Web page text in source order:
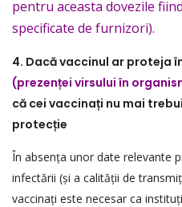
pentru aceasta dovezile
specificate de furnizori).
4. Dacă vaccinul ar proteja
(prezenței virsului în
că cei vaccinați nu mai
protecție
În absența unor date relevante
infectării (și a calității de
vaccinați este necesar ca